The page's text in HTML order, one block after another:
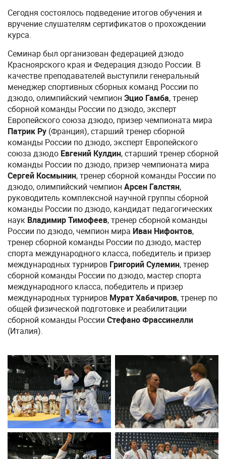
Сегодня состоялось подведение итогов обучения и
вручение слушателям сертификатов о прохождении
курса.
Семинар был организован федерацией дзюдо
Красноярского края и Федерация дзюдо России. В
качестве преподавателей выступили генеральный
менеджер спортивных сборных команд России по
дзюдо, олимпийский чемпион Эцио Гамба, тренер
сборной команды России по дзюдо, эксперт
Европейского союза дзюдо, призер чемпионата мира
Патрик Ру (Франция), старший тренер сборной
команды России по дзюдо, эксперт Европейского
союза дзюдо Евгений Кулдин, старший тренер сборной
команды России по дзюдо, призер чемпионата мира
Сергей Космынин, тренер сборной команды России по
дзюдо, олимпийский чемпион Арсен Галстян,
руководитель комплексной научной группы сборной
команды России по дзюдо, кандидат педагогических
наук Владимир Тимофеев, тренер сборной команды
России по дзюдо, чемпион мира Иван Нифонтов,
тренер сборной команды России по дзюдо, мастер
спорта международного класса, победитель и призер
международных турниров Григорий Сулемин, тренер
сборной команды России по дзюдо, мастер спорта
международного класса, победитель и призер
международных турниров Мурат Хабачиров, тренер по
общей физической подготовке и реабилитации
сборной команды России Стефано Фрассинелли
(Италия).